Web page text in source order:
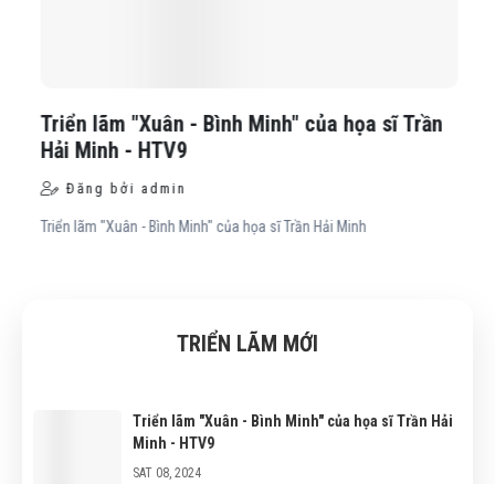
Triển lãm "Xuân - Bình Minh" của họa sĩ Trần
Hải Minh - HTV9
Đăng bởi admin
Triển lãm "Xuân - Bình Minh" của họa sĩ Trần Hải Minh
TRIỂN LÃM MỚI
Triển lãm "Xuân - Bình Minh" của họa sĩ Trần Hải
Minh - HTV9
SAT 08, 2024